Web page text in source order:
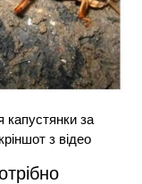
капустянки за
з відео